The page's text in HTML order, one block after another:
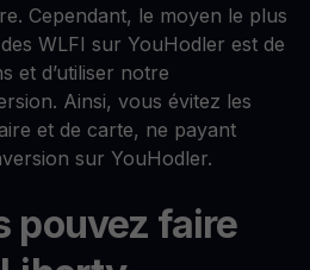
Cependant, le moyen le plus
WLFI sur YouHodler est de
et d’utiliser notre
Ainsi, vous évitez les
et de carte, ne payant
sur YouHodler.
pouvez faire